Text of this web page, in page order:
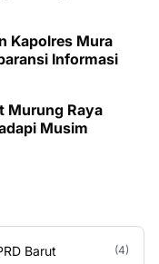
Kapolres Mura
Informasi
Murung Raya
Musim
Barut (4)